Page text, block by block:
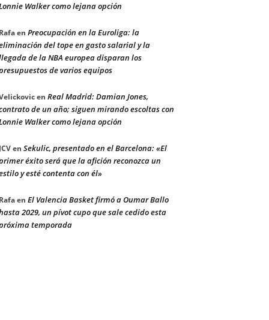
Walker como lejana opción
en Preocupación en la Euroliga: la
del tope en gasto salarial y la
de la NBA europea disparan los
de varios equipos
en Real Madrid: Damian Jones,
de un año; siguen mirando escoltas con
Walker como lejana opción
en Sekulic, presentado en el Barcelona: «El
éxito será que la afición reconozca un
y esté contenta con él»
en El Valencia Basket firmó a Oumar Ballo
2029, un pívot cupo que sale cedido esta
temporada